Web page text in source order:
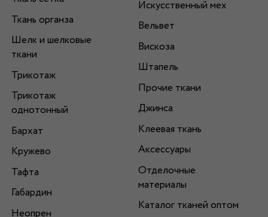
Ткань органза
Шелк и шелковые
ткани
Трикотаж
Трикотаж
однотонный
Бархат
Кружево
Тафта
Габардин
Неопрен
Искусственный мех
Вельвет
Вискоза
Штапель
Прочие ткани
Джинса
Клеевая ткань
Аксессуары
Отделочные
материалы
Каталог тканей оптом